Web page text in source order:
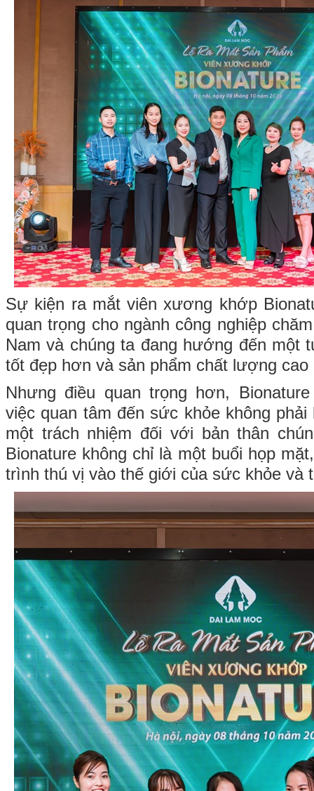
Sự kiện ra mắt viên xương khớp
quan trọng cho ngành công nghiệp
Nam và chúng ta đang hướng đến một
tốt đẹp hơn và sản phẩm chất lượng cao
Nhưng điều quan trọng hơn,
việc quan tâm đến sức khỏe không
một trách nhiệm đối với bản thân
Bionature không chỉ là một buổi họp
trình thú vị vào thế giới của sức khỏe và